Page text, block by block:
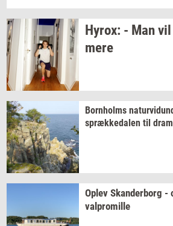
Hyrox: - Man
mere
Born­holms
spræk­ke­da­len til
Oplev Skan­der­borg -
val­pro­mil­le